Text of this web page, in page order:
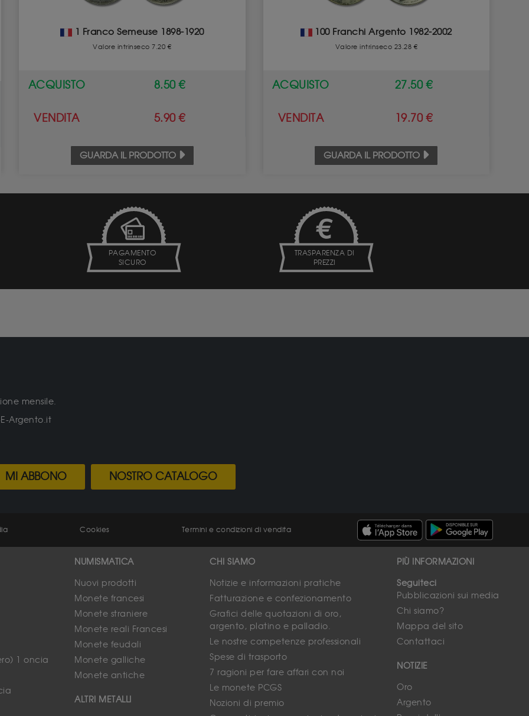
1 Franco Semeuse 1898-1920
Valore intrinseco 7.20 €
ACQUISTO 8.50 €
VENDITA 5.90 €
GUARDA IL PRODOTTO
100 Franchi Argento 1982-2002
Valore intrinseco 23.28 €
ACQUISTO 27.50 €
VENDITA 19.70 €
GUARDA IL PRODOTTO
PAGAMENTO
SICURO
TRASPARENZA DI
PREZZI
mensile.
Argento.it
MI ABBONO NOSTRO CATALOGO
Cookies Termini e condizioni di vendita
1 oncia
NUMISMATICA
Nuovi prodotti
Monete francesi
Monete straniere
Monete reali Francesi
Monete feudali
Monete galliche
Monete antiche
ALTRI METALLI
CHI SIAMO
Notizie e informazioni pratiche
Fatturazione e confezionamento
Grafici delle quotazioni di oro,
argento, platino e palladio.
Le nostre competenze professionali
Spese di trasporto
7 ragioni per fare affari con noi
Le monete PCGS
Nozioni di premio
PIÙ INFORMAZIONI
Seguiteci
Pubblicazioni sui media
Chi siamo?
Mappa del sito
Contattaci
NOTIZIE
Oro
Argento